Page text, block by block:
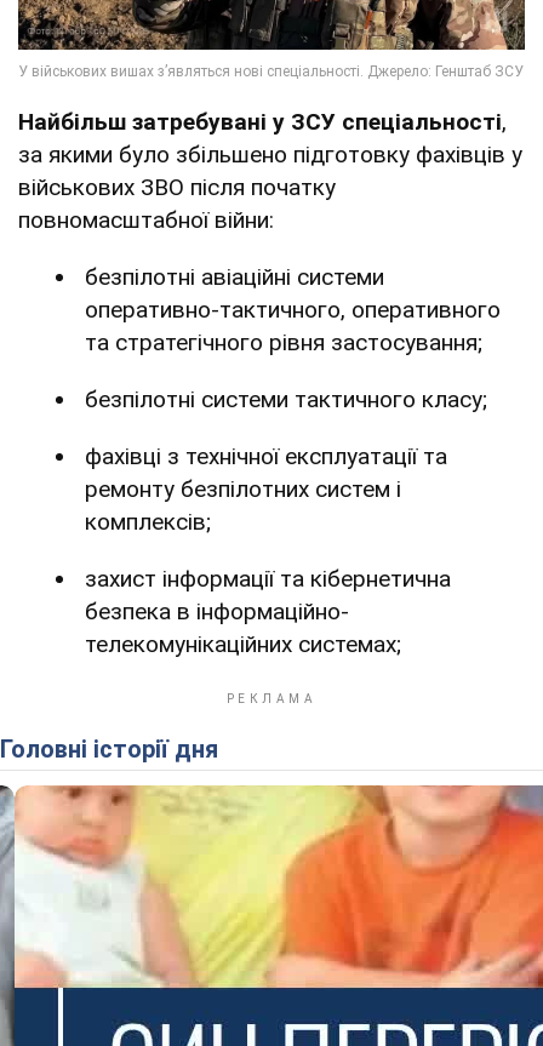
Найбільш затребувані у ЗСУ спеціальності,
за якими було збільшено підготовку фахівців у
військових ЗВО після початку
повномасштабної війни:
безпілотні авіаційні системи
оперативно-тактичного, оперативного
та стратегічного рівня застосування;
безпілотні системи тактичного класу;
фахівці з технічної експлуатації та
ремонту безпілотних систем і
комплексів;
захист інформації та кібернетична
безпека в інформаційно-
телекомунікаційних системах;
Головні історії дня